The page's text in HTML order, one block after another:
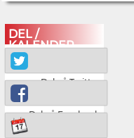
DEL /
KALENDER
Del på Twitter
Del på Facebook